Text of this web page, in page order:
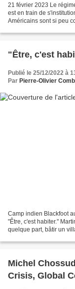
21 février 2023 Le
est en train de
Américains sont si peu
"Être, c'est
Publié le 25/12/2022 à
Par Pierre-Olivier
Camp indien Blackfoot
"Être, c'est habiter."
quelque part, bâtir un
Michel
Crisis, Global